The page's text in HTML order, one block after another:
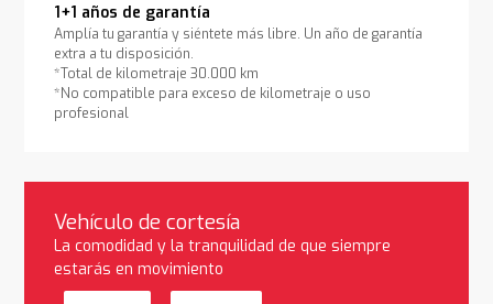
1+1 años de garantía
Amplía tu garantía y siéntete más libre. Un año de garantía
extra a tu disposición.
*Total de kilometraje 30.000 km
*No compatible para exceso de kilometraje o uso
profesional
Vehículo de cortesía
La comodidad y la tranquilidad de que siempre
estarás en movimiento